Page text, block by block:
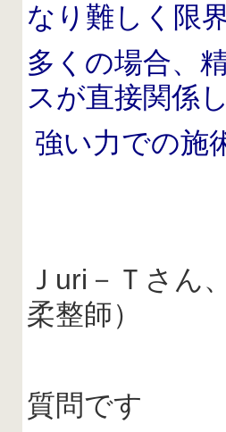
なり難しく限
多くの場合、
スが直接関係
強い力での施
Ｊuri－Ｔさん
柔整師）
質問です